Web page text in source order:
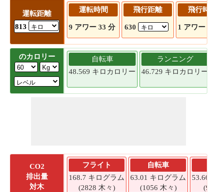
運転距離
813
運転時間
9 アワー 33 分
飛行距離
630
飛行時間
1 アワー 16
のカロリー
自転車
48.569 キロカロリー
ランニング
46.729 キロカロリー
CO2
排出量
対木
フライト
168.7 キログラム
(2828 木々)
自転車
63.01 キログラム
(1056 木々)
53.66